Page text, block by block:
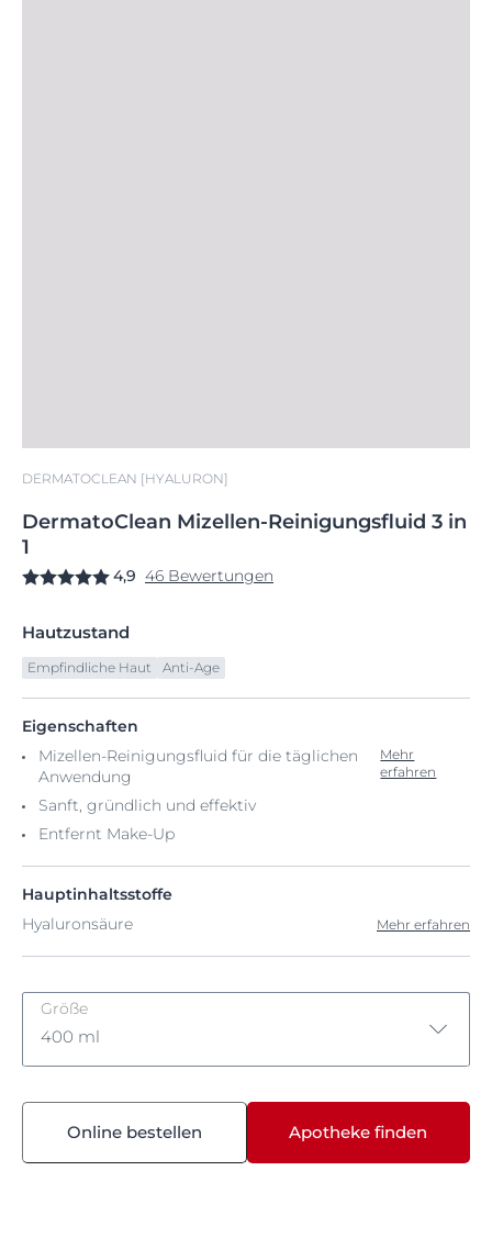
DERMATOCLEAN [HYALURON]
DermatoClean Mizellen-Reinigungsfluid 3 in
1
4,9 46 Bewertungen
Hautzustand
Empfindliche Haut Anti-Age
Eigenschaften
Mizellen-Reinigungsfluid für die täglichen
Anwendung
Sanft, gründlich und effektiv
Entfernt Make-Up
Mehr
erfahren
Hauptinhaltsstoffe
Hyaluronsäure
Mehr erfahren
Größe
400 ml
400 ml
Online bestellen Apotheke finden